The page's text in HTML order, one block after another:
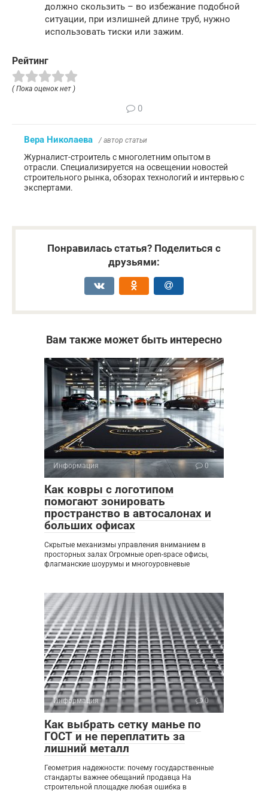
должно скользить – во избежание подобной
ситуации, при излишней длине труб, нужно
использовать тиски или зажим.
Рейтинг
( Пока оценок нет )
0
Вера Николаева / автор статьи
Журналист-строитель с многолетним опытом в
отрасли. Специализируется на освещении новостей
строительного рынка, обзорах технологий и интервью с
экспертами.
Понравилась статья? Поделиться с
друзьями:
Вам также может быть интересно
Информация 0
Как ковры с логотипом
помогают зонировать
пространство в автосалонах и
больших офисах
Скрытые механизмы управления вниманием в
просторных залах Огромные open-space офисы,
флагманские шоурумы и многоуровневые
Информация 0
Как выбрать сетку манье по
ГОСТ и не переплатить за
лишний металл
Геометрия надежности: почему государственные
стандарты важнее обещаний продавца На
строительной площадке любая ошибка в